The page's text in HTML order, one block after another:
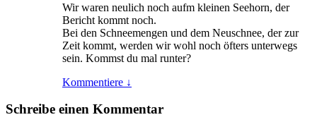
Wir waren neulich noch aufm kleinen Seehorn, der
Bericht kommt noch.
Bei den Schneemengen und dem Neuschnee, der zur
Zeit kommt, werden wir wohl noch öfters unterwegs
sein. Kommst du mal runter?
Kommentiere ↓
Schreibe einen Kommentar